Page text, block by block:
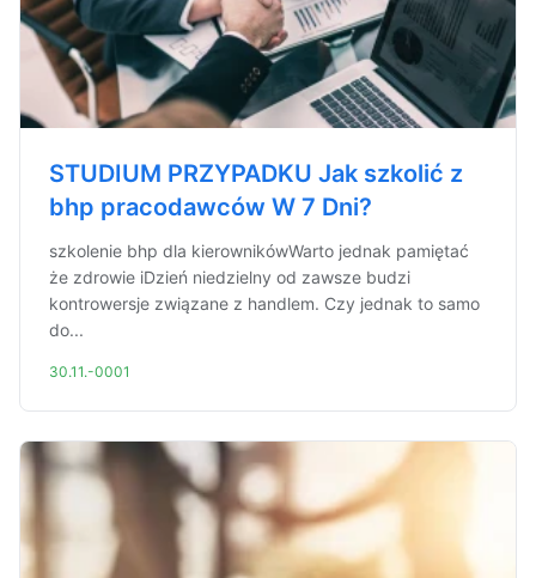
STUDIUM PRZYPADKU Jak szkolić z
bhp pracodawców W 7 Dni?
szkolenie bhp dla kierownikówWarto jednak pamiętać
że zdrowie iDzień niedzielny od zawsze budzi
kontrowersje związane z handlem. Czy jednak to samo
do...
30.11.-0001